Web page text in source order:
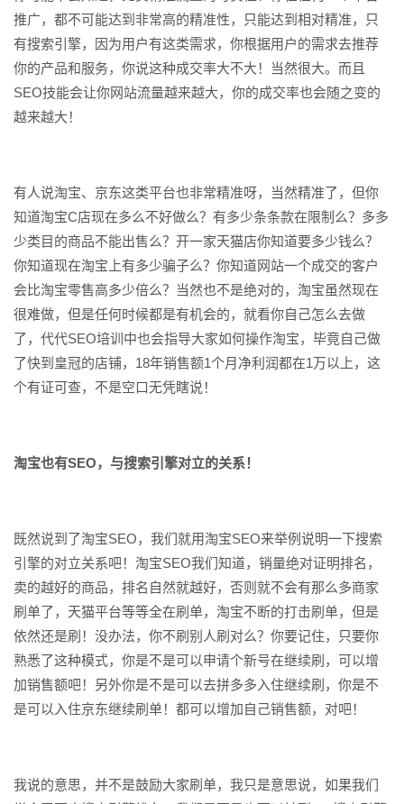
推广，都不可能达到非常高的精准性，只能达到相对精准，只
有搜索引擎，因为用户有这类需求，你根据用户的需求去推荐
你的产品和服务，你说这种成交率大不大！当然很大。而且
SEO技能会让你网站流量越来越大，你的成交率也会随之变的
越来越大！
有人说淘宝、京东这类平台也非常精准呀，当然精准了，但你
知道淘宝C店现在多么不好做么？有多少条条款在限制么？多多
少类目的商品不能出售么？开一家天猫店你知道要多少钱么？
你知道现在淘宝上有多少骗子么？你知道网站一个成交的客户
会比淘宝零售高多少倍么？当然也不是绝对的，淘宝虽然现在
很难做，但是任何时候都是有机会的，就看你自己怎么去做
了，代代SEO培训中也会指导大家如何操作淘宝，毕竟自己做
了快到皇冠的店铺，18年销售额1个月净利润都在1万以上，这
个有证可查，不是空口无凭瞎说！
淘宝也有SEO，与搜索引擎对立的关系！
既然说到了淘宝SEO，我们就用淘宝SEO来举例说明一下搜索
引擎的对立关系吧！淘宝SEO我们知道，销量绝对证明排名，
卖的越好的商品，排名自然就越好，否则就不会有那么多商家
刷单了，天猫平台等等全在刷单，淘宝不断的打击刷单，但是
依然还是刷！没办法，你不刷别人刷对么？你要记住，只要你
熟悉了这种模式，你是不是可以申请个新号在继续刷，可以增
加销售额吧！另外你是不是可以去拼多多入住继续刷，你是不
是可以入住京东继续刷单！都可以增加自己销售额，对吧！
我说的意思，并不是鼓励大家刷单，我只是意思说，如果我们